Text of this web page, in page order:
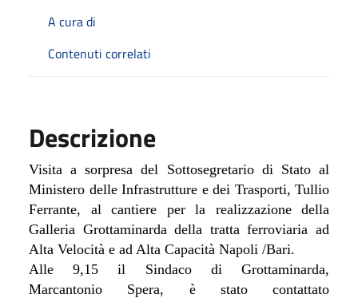
A cura di
Contenuti correlati
Descrizione
Visita a sorpresa del Sottosegretario di Stato al
Ministero delle Infrastrutture e dei Trasporti, Tullio
Ferrante, al cantiere per la realizzazione della
Galleria Grottaminarda della tratta ferroviaria ad
Alta Velocità e ad Alta Capacità Napoli /Bari.
Alle 9,15 il Sindaco di Grottaminarda,
Marcantonio Spera, è stato contattato